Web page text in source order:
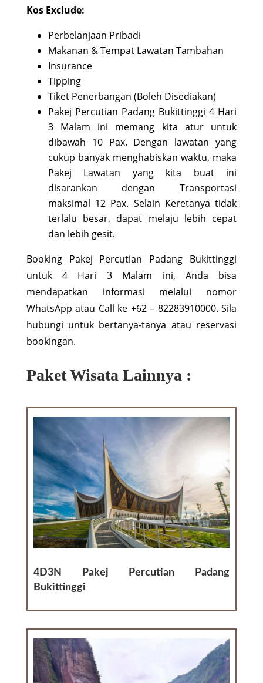
Kos Exclude:
Perbelanjaan Pribadi
Makanan & Tempat Lawatan Tambahan
Insurance
Tipping
Tiket Penerbangan (Boleh Disediakan)
Pakej Percutian Padang Bukittinggi 4 Hari
3 Malam ini memang kita atur untuk
dibawah 10 Pax. Dengan lawatan yang
cukup banyak menghabiskan waktu, maka
Pakej Lawatan yang kita buat ini
disarankan dengan Transportasi
maksimal 12 Pax. Selain Keretanya tidak
terlalu besar, dapat melaju lebih cepat
dan lebih gesit.
Booking Pakej Percutian Padang Bukittinggi
untuk 4 Hari 3 Malam ini, Anda bisa
mendapatkan informasi melalui nomor
WhatsApp atau Call ke +62 – 82283910000. Sila
hubungi untuk bertanya-tanya atau reservasi
bookingan.
Paket Wisata Lainnya :
4D3N Pakej Percutian Padang
Bukittinggi